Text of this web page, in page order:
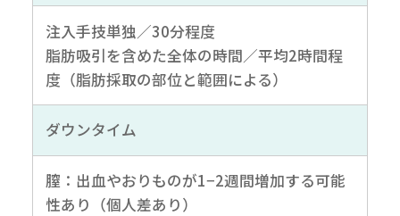
注入手技単独／30分程度
脂肪吸引を含めた全体の時間／平均2時間程
度（脂肪採取の部位と範囲による）
ダウンタイム
膣：出血やおりものが1−2週間増加する可能
性あり（個人差あり）